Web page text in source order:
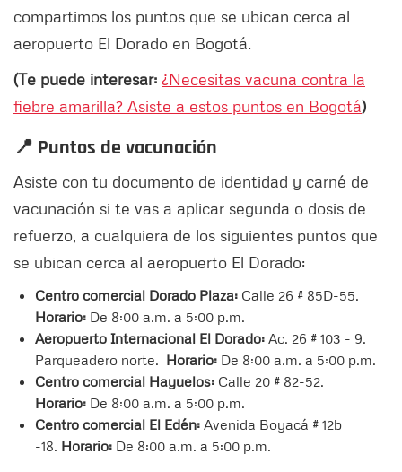
compartimos los puntos que se ubican cerca al
aeropuerto El Dorado en Bogotá.
(Te puede interesar: ¿Necesitas vacuna contra la
fiebre amarilla? Asiste a estos puntos en Bogotá)
📍 Puntos de vacunación
Asiste con tu documento de identidad y carné de
vacunación si te vas a aplicar segunda o dosis de
refuerzo, a cualquiera de los siguientes puntos que
se ubican cerca al aeropuerto El Dorado:
Centro comercial Dorado Plaza: Calle 26 # 85D-55.
Horario: De 8:00 a.m. a 5:00 p.m.
Aeropuerto Internacional El Dorado: Ac. 26 # 103 - 9.
Parqueadero norte. Horario: De 8:00 a.m. a 5:00 p.m.
Centro comercial Hayuelos: Calle 20 # 82-52.
Horario: De 8:00 a.m. a 5:00 p.m.
Centro comercial El Edén: Avenida Boyacá # 12b
-18. Horario: De 8:00 a.m. a 5:00 p.m.